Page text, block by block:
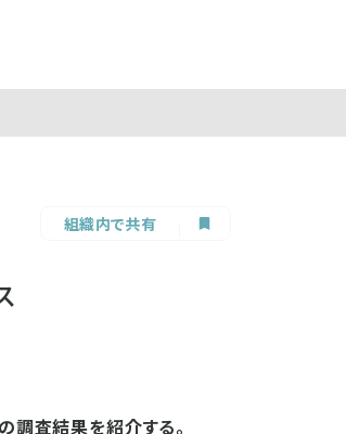
組織内で共有
調査結果を紹介する。